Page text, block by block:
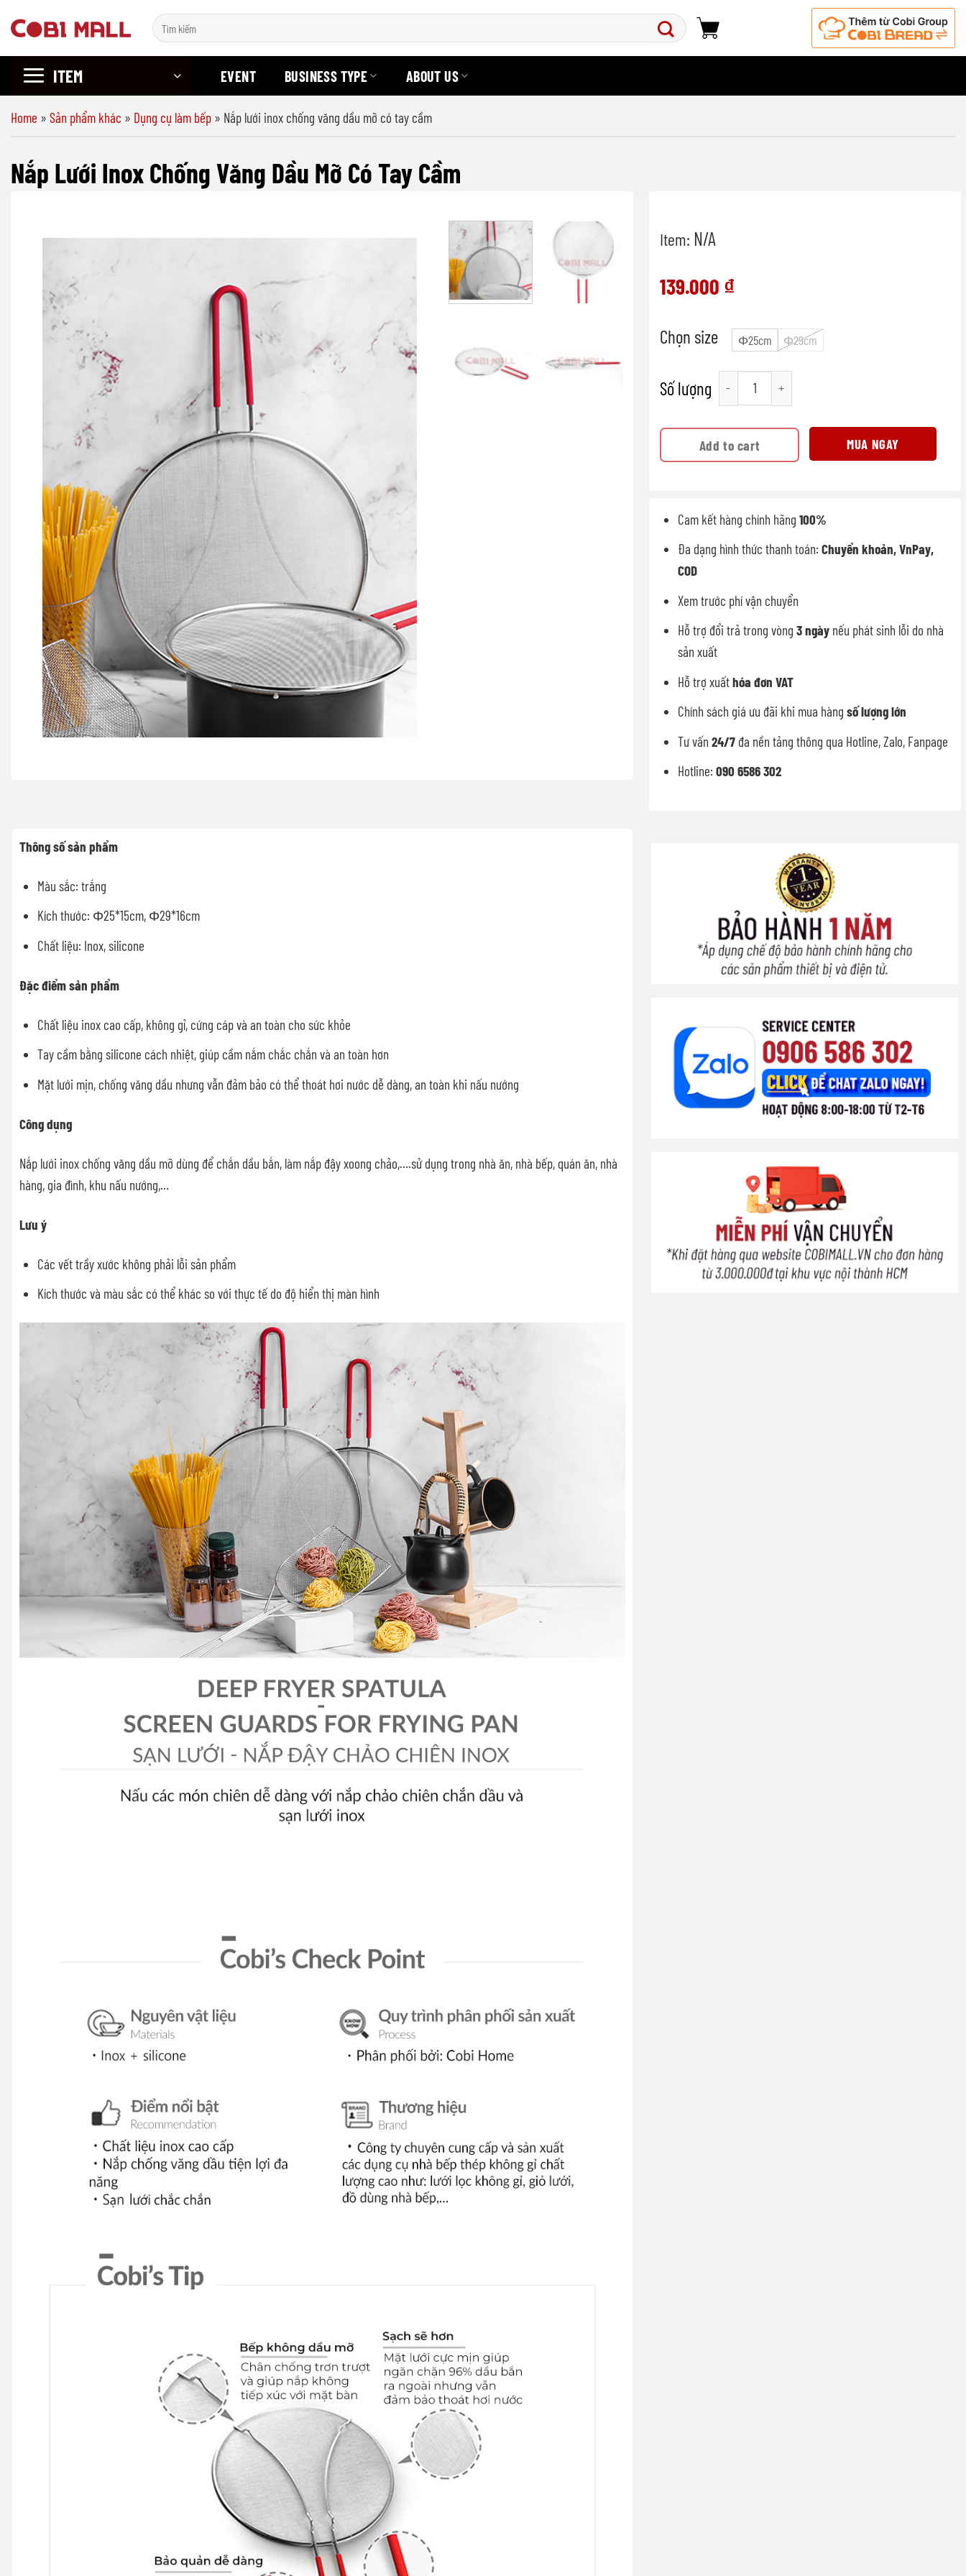
đến
nội
Search
for:
ITEM EVENT BUSINESS TYPE ABOUT US
Home » Sản phẩm khác » Dụng cụ làm bếp » Nắp lưới inox chống văng dầu mỡ có tay cầm
Nắp Lưới Inox Chống Văng Dầu Mỡ Có Tay Cầm
Item: N/A
139.000 ₫
Chọn size Φ25cm Φ29cm
Nắp lưới inox chống văng dầu mỡ có tay cầm quantity
Add to cart MUA NGAY
Cam kết hàng chính hãng 100%
Đa dạng hình thức thanh toán: Chuyển khoản, VnPay,
COD
Xem trước phí vận chuyển
Hỗ trợ đổi trả trong vòng 3 ngày nếu phát sinh lỗi do nhà
sản xuất
Hỗ trợ xuấthóa đơn VAT
Chính sách giá ưu đãi khi mua hàng số lượng lớn
Tư vấn 24/7đa nền tảng thông qua Hotline, Zalo, Fanpage
Hotline: 090 6586 302
Thông số sản phẩm
Màu sắc: trắng
Kích thước: Φ25*15cm, Φ29*16cm
Chất liệu: Inox, silicone
Đặc điểm sản phẩm
Chất liệu inox cao cấp, không gỉ, cứng cáp và an toàn cho sức khỏe
Tay cầm bằng silicone cách nhiệt, giúp cầm nắm chắc chắn và an toàn hơn
Mặt lưới mịn, chống văng dầu nhưng vẫn đảm bảo có thể thoát hơi nước dễ dàng, an toàn khi nấu nướng
Công dụng
Nắp lưới inox chống văng dầu mỡ dùng để chắn dầu bắn, làm nắp đậy xoong chảo,….sử dụng trong nhà ăn, nhà bếp, quán ăn, nhà
hàng, gia đình, khu nấu nướng,…
Lưu ý
Các vết trầy xước không phải lỗi sản phẩm
Kích thước và màu sắc có thể khác so với thực tế do độ hiển thị màn hình